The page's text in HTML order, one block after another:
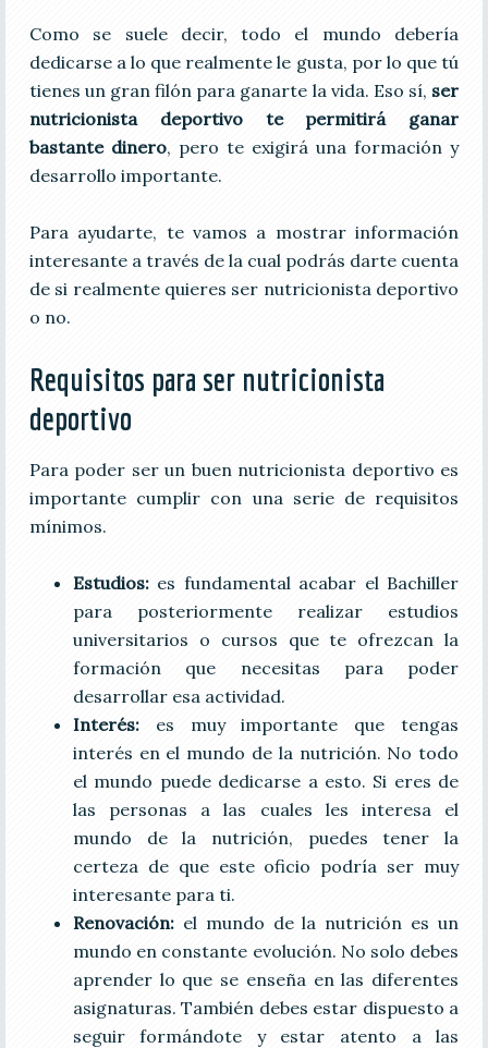
Como se suele decir, todo el mundo debería
dedicarse a lo que realmente le gusta, por lo que tú
tienes un gran filón para ganarte la vida. Eso sí, ser
nutricionista deportivo te permitirá ganar
bastante dinero, pero te exigirá una formación y
desarrollo importante.
Para ayudarte, te vamos a mostrar información
interesante a través de la cual podrás darte cuenta
de si realmente quieres ser nutricionista deportivo
o no.
Requisitos para ser nutricionista
deportivo
Para poder ser un buen nutricionista deportivo es
importante cumplir con una serie de requisitos
mínimos.
Estudios:es fundamental acabar el Bachiller
para posteriormente realizar estudios
universitarios o cursos que te ofrezcan la
formación que necesitas para poder
desarrollar esa actividad.
Interés:es muy importante que tengas
interés en el mundo de la nutrición. No todo
el mundo puede dedicarse a esto. Si eres de
las personas a las cuales les interesa el
mundo de la nutrición, puedes tener la
certeza de que este oficio podría ser muy
interesante para ti.
Renovación:el mundo de la nutrición es un
mundo en constante evolución. No solo debes
aprender lo que se enseña en las diferentes
asignaturas. También debes estar dispuesto a
seguir formándote y estar atento a las